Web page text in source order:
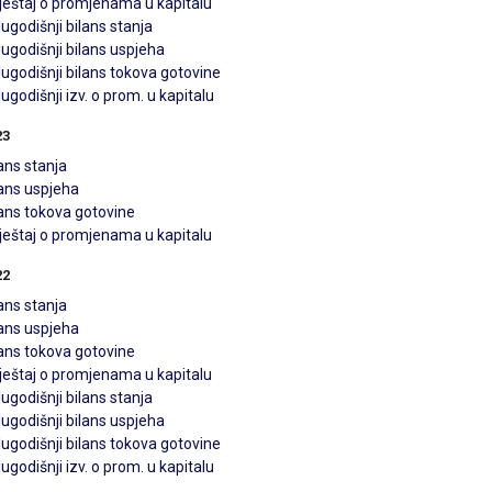
bilans stanja
bilans uspjeha
bilans tokova gotovine
izv. o prom. u kapitalu
stanja
uspjeha
tokova gotovine
o promjenama u kapitalu
stanja
uspjeha
tokova gotovine
o promjenama u kapitalu
bilans stanja
bilans uspjeha
bilans tokova gotovine
izv. o prom. u kapitalu